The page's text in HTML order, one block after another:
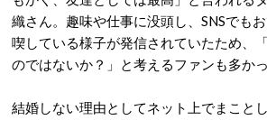
織さん。趣味や仕事に没頭し、SNSでも
喫している様子が発信されていたため、
のではないか？」と考えるファンも多か
結婚しない理由としてネット上でまこと